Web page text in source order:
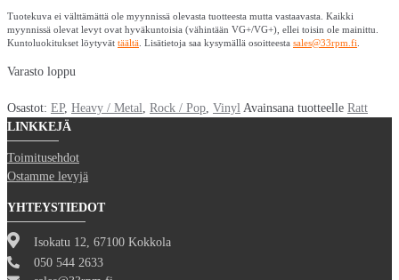
Tuotekuva ei välttämättä ole myynnissä olevasta tuotteesta mutta vastaavasta. Kaikki
myynnissä olevat levyt ovat hyväkuntoisia (vähintään VG+/VG+), ellei toisin ole mainittu.
Kuntoluokitukset löytyvät täältä . Lisätietoja saa kysymällä osoitteesta sales@33rpm.fi
Varasto loppu
Osastot: EP, Heavy / Metal Rock / Pop Vinyl Avainsana tuotteelle Ratt
LINKKEJÄ
Toimitusehdot
Ostamme levyjä
YHTEYSTIEDOT
Isokatu 12, 67100 Kokkola
050 544 2633